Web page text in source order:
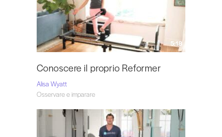
5:18
Conoscere il proprio Reformer
Alisa Wyatt
Osservare e imparare